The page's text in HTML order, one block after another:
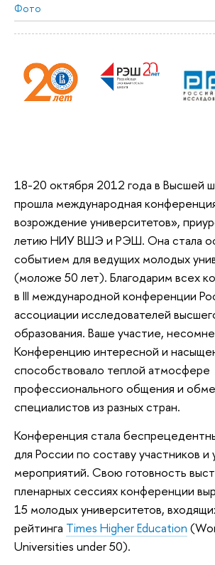
Фото
18-20 октября 2012 года в Высшей
прошла международная
возрождение университетов»,
летию НИУ ВШЭ и РЭШ. Она стала
событием для ведущих молодых
(моложе 50 лет). Благодарим всех
в III международной конференции
ассоциации исследователей
образования. Ваше участие,
Конференцию интересной и
способствовало теплой атмосфере
профессионального общения и
специалистов из разных стран.
Конференция стала
для России по составу участников и
мероприятий. Свою готовность
пленарных сессиях конференции
15 молодых университетов,
рейтинга Times Higher Education
Universities under 50).